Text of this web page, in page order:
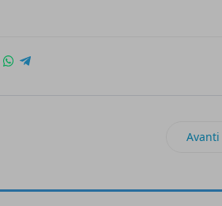
Russia una metodologia WMS daAvanti